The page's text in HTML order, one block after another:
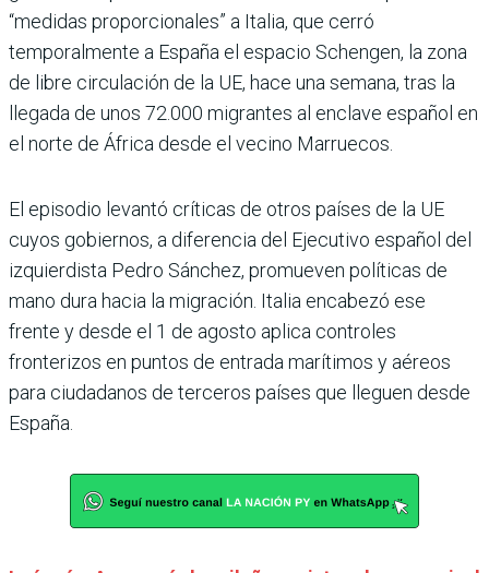
“medidas proporcionales” a Italia, que cerró
temporalmente a España el espacio Schengen, la zona
de libre circulación de la UE, hace una semana, tras la
llegada de unos 72.000 migrantes al enclave español en
el norte de África desde el vecino Marruecos.
El episodio levantó críticas de otros países de la UE
cuyos gobiernos, a diferencia del Ejecutivo español del
izquierdista Pedro Sánchez, promueven políticas de
mano dura hacia la migración. Italia encabezó ese
frente y desde el 1 de agosto aplica controles
fronterizos en puntos de entrada marítimos y aéreos
para ciudadanos de terceros países que lleguen desde
España.